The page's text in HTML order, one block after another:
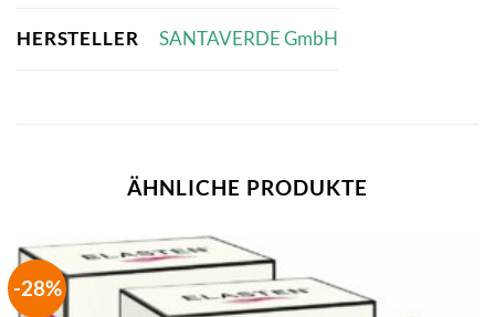
HERSTELLER SANTAVERDE GmbH
ÄHNLICHE PRODUKTE
-28%